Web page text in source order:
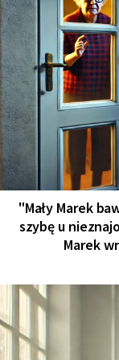
"Mały Marek
szybę u
Marek